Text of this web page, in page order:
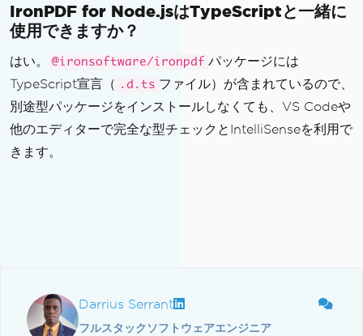
IronPDF for Node.jsはTypeScriptと一緒に
使用できますか？
はい。 @ironsoftware/ironpdf パッケージには
TypeScript宣言（ .d.ts ファイル）が含まれているので、
別途型パッケージをインストールしなくても、VS Codeや
他のエディターで完全な型チェックとIntelliSenseを利用で
きます。
Darrius Serrant
フルスタックソフトウェアエンジニア